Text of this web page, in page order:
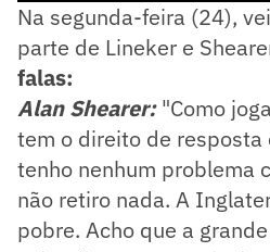
Na segunda-feira (24),
parte de Lineker e
falas:
Alan Shearer:"Como
tem o direito de resposta
tenho nenhum problema
não retiro nada. A
pobre. Acho que a